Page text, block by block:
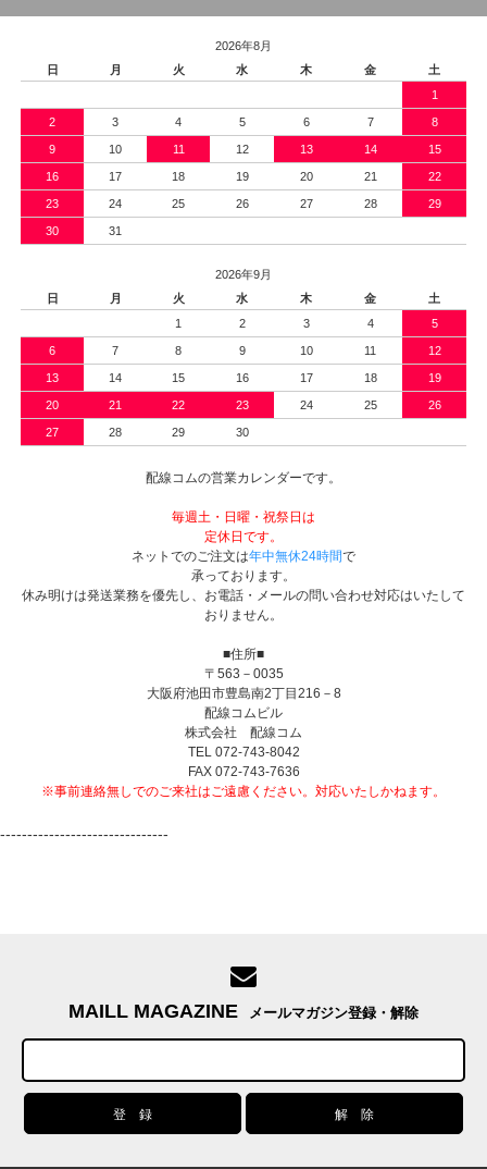
2026年8月
日
月 火 水 木 金
土
1
2 3 4 5 6 7 8
9 10 11 12 13 14 15
16 17 18 19 20 21 22
23 24 25 26 27 28 29
30 31
2026年9月
日
月 火 水 木 金
土
1
2 3 4 5
6 7 8 9 10 11 12
13 14 15 16 17 18 19
20 21 22 23 24 25 26
27 28 29 30
配線コムの営業カレンダーです。
毎週土・日曜・祝祭日は
定休日です。
ネットでのご注文は年中無休24時間で
承っております。
休み明けは発送業務を優先し、お電話・メールの問い合わせ対応はいたして
おりません。
■住所■
〒563－0035
大阪府池田市豊島南2丁目216－8
配線コムビル
株式会社 配線コム
TEL 072-743-8042
FAX 072-743-7636
※事前連絡無しでのご来社はご遠慮ください。対応いたしかねます。
-------------------------------
MAILL MAGAZINE メールマガジン登録・解除